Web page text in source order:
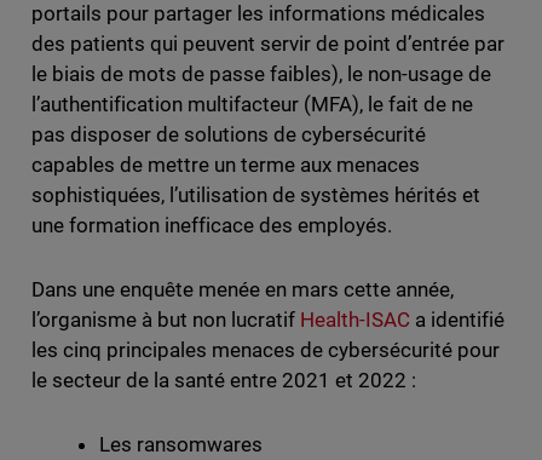
portails pour partager les informations médicales
des patients qui peuvent servir de point d’entrée par
le biais de mots de passe faibles), le non-usage de
l’authentification multifacteur (MFA), le fait de ne
pas disposer de solutions de cybersécurité
capables de mettre un terme aux menaces
sophistiquées, l’utilisation de systèmes hérités et
une formation inefficace des employés.
Dans une enquête menée en mars cette année,
l’organisme à but non lucratif Health-ISAC a identifié
les cinq principales menaces de cybersécurité pour
le secteur de la santé entre 2021 et 2022 :
Les ransomwares